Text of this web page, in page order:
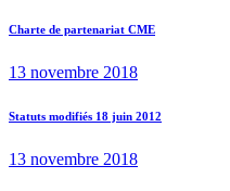
Navigation
de
Previous
Charte de partenariat CME
13 novembre 2018
Next
Statuts modifiés 18 juin 2012
13 novembre 2018